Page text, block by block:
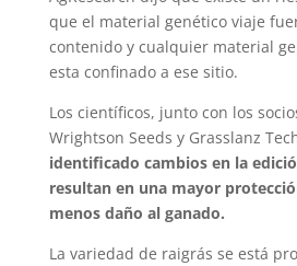
que el material genético viaje
contenido y cualquier material
esta confinado a ese sitio.
Los científicos, junto con los
Wrightson Seeds y Grasslanz
identificado cambios en la
resultan en una mayor
menos daño al ganado.
La variedad de raigrás se está